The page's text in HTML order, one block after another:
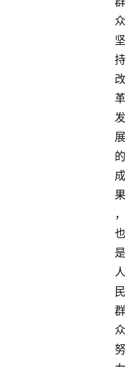
众
坚
持
改
革
发
展
的
成
果
，
也
是
人
民
群
众
努